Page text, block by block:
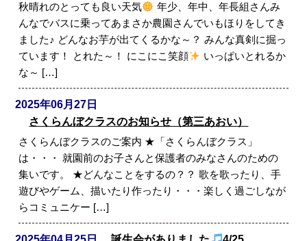
秋晴れのとっても良い天気
年少、年中、年長組さんみ
んなでバスに乗ってあまさか農園さんでいもほりをしてき
ました♪ どんなお芋が出てくるかな～？ みんな真剣に掘っ
ています！ とれた～！ にこにこ笑顔
いっぱいとれるか
な～ […]
2025年06月27日
さくらんぼクラスのお知らせ（第三あおい）
さくらんぼクラスのご案内 ★「さくらんぼクラス」
は・・・ 就園前のお子さんと保護者のみなさんのための
集いです。 ★どんなことをするの？？ 歌を歌ったり、手
遊びやゲーム、描いたり作ったり・・・楽しく過ごしなが
らコミュニケー […]